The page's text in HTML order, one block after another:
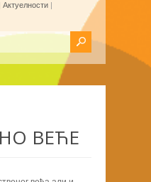
Актуелности |
ВЕЋЕ